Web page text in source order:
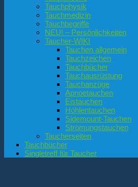
Tauchphysik
Tauchmedizin
Tauchbegriffe
NEU! – Persönlichkeiten
Taucher-WIKI
Tauchen allgemein
Tauchzeichen
Tauchbücher
Tauchausrüstung
Tauchanzüge
Apnoetauchen
Eistauchen
Höhlentauchen
Sidemount-Tauchen
Strömungstauchen
Taucherseiten
Tauchbücher
Singletreff für Taucher